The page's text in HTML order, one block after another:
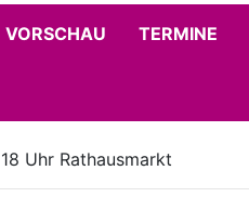
VORSCHAU TERMINE
Uhr Rathausmarkt